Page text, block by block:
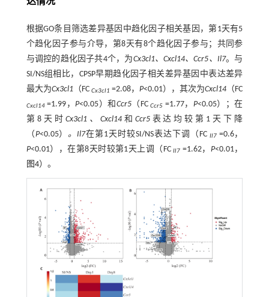
根据GO条目筛选差异基因中趋化因子相关基因，第1天有5
个趋化因子参与介导，第8天有8个趋化因子参与；共同参
与调控的趋化因子共4个，为Cx3cl1、Cxcl14、Ccr5、Il7。与
SI/NS组相比，CPSP早期趋化因子相关差异基因中表达差异
最大为Cx3cl1（FC Cx3cl1 =2.08，P<0.01），其次为Cxcl14 （FC
Cxcl14=1.99，P<0.05）和 Ccr5（FCCcr5 =1.77， P<0.05）；在
第8天时 Cx3cl1、Cxcl14和 Ccr5表达均较第1天下降
（ P<0.05） 。Il7在第1天时较SI/NS表达下调（FC Il7=0.6，
P<0.01），在第8天时较第1天上调（FC Il7 =1.62， P<0.01，
图4）。